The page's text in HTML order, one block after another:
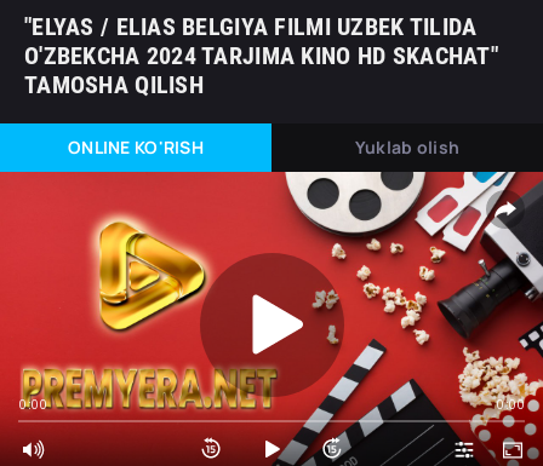
"ELYAS / ELIAS BELGIYA FILMI UZBEK TILIDA
O'ZBEKCHA 2024 TARJIMA KINO HD SKACHAT"
TAMOSHA QILISH
ONLINE KO'RISH Yuklab olish
0:00 0:00